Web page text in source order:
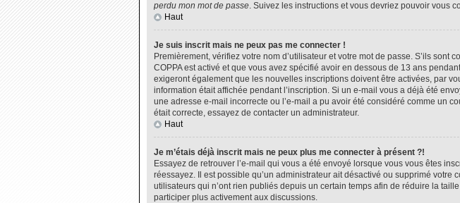
perdu mon mot de passe. Suivez les instructions et vous devriez pouvoir vous
Haut
Je suis inscrit mais ne peux pas me connecter !
Premièrement, vérifiez votre nom d’utilisateur et votre mot de passe. S’ils
COPPA est activé et que vous avez spécifié avoir en dessous de 13 ans
exigeront également que les nouvelles inscriptions doivent être activées, par
information était affichée pendant l’inscription. Si un e-mail vous a déjà été
une adresse e-mail incorrecte ou l’e-mail a pu avoir été considéré comme un
était correcte, essayez de contacter un administrateur.
Haut
Je m’étais déjà inscrit mais ne peux plus me connecter à présent ?!
Essayez de retrouver l’e-mail qui vous a été envoyé lorsque vous vous êtes
réessayez. Il est possible qu’un administrateur ait désactivé ou supprimé
utilisateurs qui n’ont rien publiés depuis un certain temps afin de réduire la
participer plus activement aux discussions.